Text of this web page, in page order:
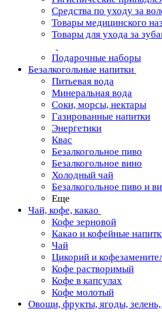
Средства по уходу за
Товары медицинского
Товары для ухода за
Подарочные наборы
Безалкогольные напитки
Питьевая вода
Минеральная вода
Соки, морсы, нектары
Газированные напитки
Энергетики
Квас
Безалкогольное пиво
Безалкогольное вино
Холодный чай
Безалкогольное пиво и
Еще
Чай, кофе, какао
Кофе зерновой
Какао и кофейные
Чай
Цикорий и
Кофе растворимый
Кофе в капсулах
Кофе молотый
Овощи, фрукты, ягоды,